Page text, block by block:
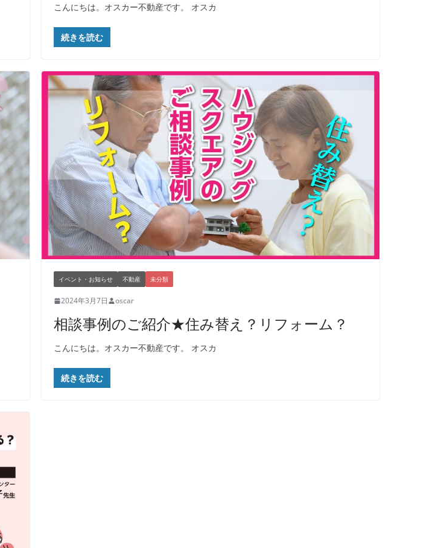
こんにちは。オスカー不動産です。 オスカ
続きを読む
イベント・お知らせ 不動産 未分類
2024年3月7日 oscar
相談事例のご紹介★住み替え？リフォーム？
こんにちは。オスカー不動産です。 オスカ
続きを読む